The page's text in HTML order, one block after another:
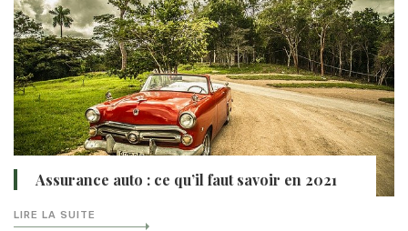
Assurance auto : ce qu’il faut savoir en 2021
LIRE LA SUITE